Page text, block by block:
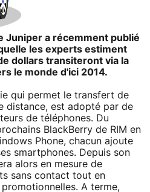
Juniper a récemment publié
les experts estiment
dollars transiteront via la
le monde d'ici 2014.
qui permet le transfert de
distance, est adopté par de
de téléphones. Du
BlackBerry de RIM en
Phone, chacun ajoute
smartphones. Depuis son
alors en mesure de
sans contact tout en
A terme,